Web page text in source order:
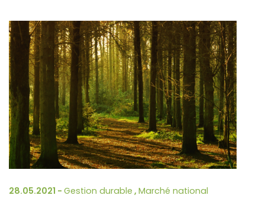
28.05.2021 - Gestion durable , Marché national